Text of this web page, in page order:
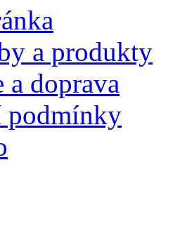
a produkty
a doprava
podmínky